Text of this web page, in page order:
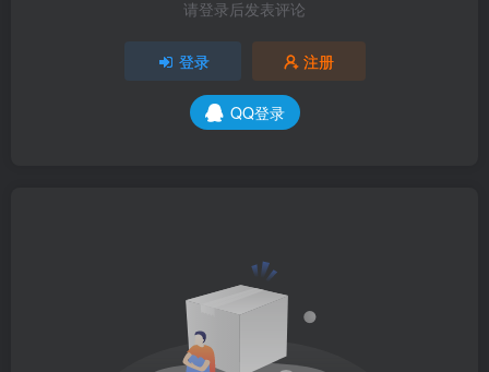
请登录后发表评论
登录 注册
QQ登录